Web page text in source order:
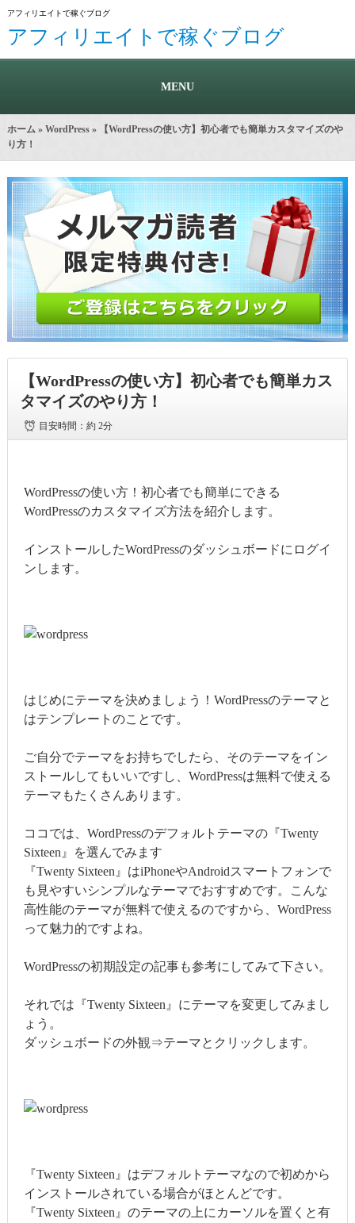
アフィリエイトで稼ぐブログ
アフィリエイトで稼ぐブログ
MENU
ホーム» WordPress» 【WordPressの使い方】初心者でも簡単カスタマイズのや
り方！
【WordPressの使い方】初心者でも簡単カス
タマイズのやり方！
目安時間：約 2分
WordPressの使い方！初心者でも簡単にできる
WordPressのカスタマイズ方法を紹介します。
インストールしたWordPressのダッシュボードにログイ
ンします。
はじめにテーマを決めましょう！WordPressのテーマと
はテンプレートのことです。
ご自分でテーマをお持ちでしたら、そのテーマをイン
ストールしてもいいですし、WordPressは無料で使える
テーマもたくさんあります。
ココでは、WordPressのデフォルトテーマの『Twenty
Sixteen』を選んでみます
『Twenty Sixteen』はiPhoneやAndroidスマートフォンで
も見やすいシンプルなテーマでおすすめです。こんな
高性能のテーマが無料で使えるのですから、WordPress
って魅力的ですよね。
WordPressの初期設定の記事も参考にしてみて下さい。
それでは『Twenty Sixteen』にテーマを変更してみまし
ょう。
ダッシュボードの外観⇒テーマとクリックします。
『Twenty Sixteen』はデフォルトテーマなので初めから
インストールされている場合がほとんどです。
『Twenty Sixteen』のテーマの上にカーソルを置くと有